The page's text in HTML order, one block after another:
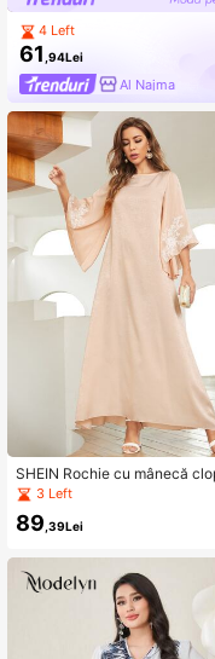
4 Left
61 ,94Lei
Al Najma
SHEIN Rochie cu mânecă
aplicații
3 Left
89 ,39Lei